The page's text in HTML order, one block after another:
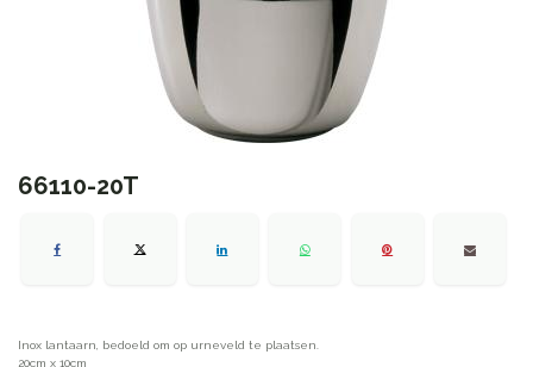
66110-20T
Inox lantaarn, bedoeld om op urneveld te plaatsen.
20cm x 10cm